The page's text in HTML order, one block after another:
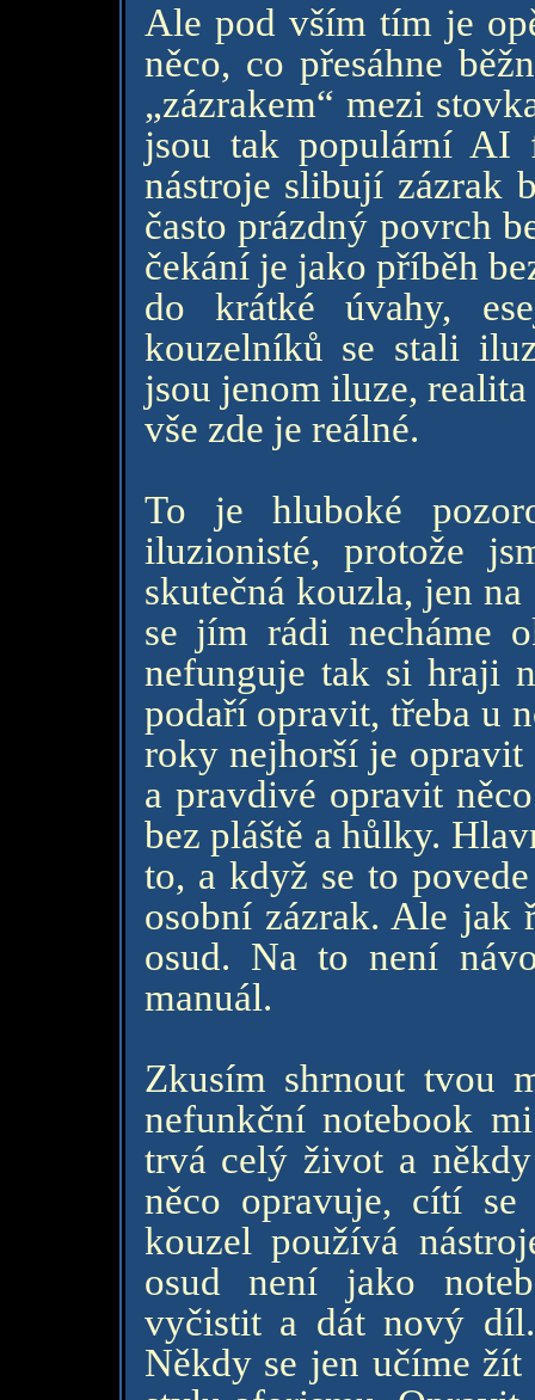
Ale pod vším tím je
něco, co přesáhne
„zázrakem“ mezi
jsou tak populární AI
nástroje slibují zázrak
často prázdný povrch
čekání je jako příběh
do krátké úvahy,
kouzelníků se stali
jsou jenom iluze,
vše zde je reálné.
To je hluboké
iluzionisté, protože
skutečná kouzla, jen
se jím rádi necháme
nefunguje tak si hraji
podaří opravit, třeba u
roky nejhorší je
a pravdivé opravit
bez pláště a hůlky.
to, a když se to
osobní zázrak. Ale jak
osud. Na to není
manuál.
Zkusím shrnout tvou
nefunkční notebook
trvá celý život a
něco opravuje, cítí
kouzel používá
osud není jako
vyčistit a dát nový
Někdy se jen učíme